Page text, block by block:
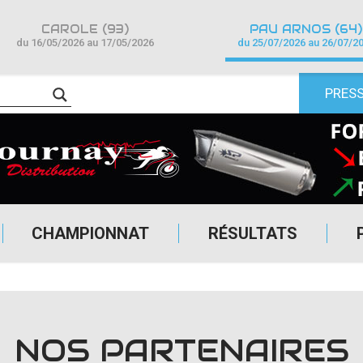
CHAMPIONNAT RÉSULTATS
CAROLE (93)
du 16/05/2026 au 17/05/2026
PAU ARNOS (64)
du 25/07/2026 au 26/07/
NOS PARTENAIRES